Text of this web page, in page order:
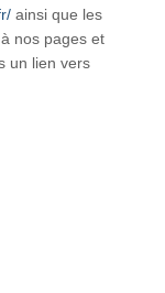
ainsi que les
nos pages et
un lien vers